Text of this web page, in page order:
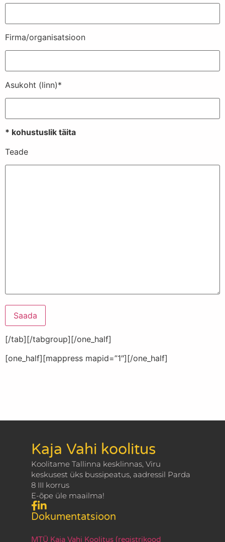
Firma/organisatsioon
Asukoht (linn)*
* kohustuslik täita
Teade
[/tab][/tabgroup][/one_half]
[one_half][mappress mapid=”1″][/one_half]
Kaja Vahi koolitus
Koolitame Tallinna kesklinnas, Viru
keskusest üks bussipeatus, aadressil Parda
8 III korrus
E-õpe üle maailma!
Dokumentatsioon
MTÜ Kaja Vahi Koolitus (registrikood